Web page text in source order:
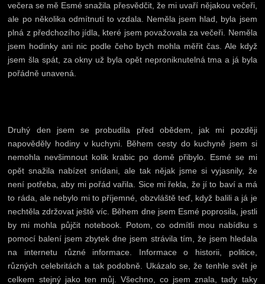
večera se mě Esmé snažila přesvědčit, že mi uvaří nějakou večeři,
ale po několika odmítnutí to vzdala. Neměla jsem hlad, byla jsem
plná z předchozího jídla, které jsem považovala za večeři. Neměla
jsem hodinky ani nic podle čeho bych mohla měřit čas. Ale když
jsem šla spát, za okny už byla opět neproniknutelná tma a já byla
pořádně unavená.
Druhý den jsem se probudila před obědem, jak mi později
napověděly hodiny v kuchyni. Během cesty do kuchyně jsem si
nemohla nevšimnout kolik krabic po domě přibylo. Esmé se mi
opět snažila nabízet snídani, ale tak nějak jsme si vyjasnily, že
není potřeba, aby mi pořád vařila. Sice mi řekla, že jí to baví a má
to ráda, ale nebylo mi to příjemné, obzvláště teď, když balili a já je
nechtěla zdržovat ještě víc. Během dne jsem Esmé poprosila, jestli
by mi mohla půjčit notebook. Potom, co odmítli mou nabídku s
pomocí balení jsem zbytek dne jsem strávila tím, že jsem hledala
na internetu různé informace. Informace o historii, politice,
různých celebritách a tak podobně. Ukázalo se, že tenhle svět je
celkem stejný jako ten můj. Všechno, co jsem znala, tady taky